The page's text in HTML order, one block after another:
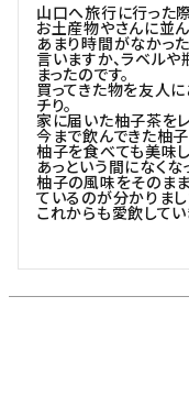
山口へ旅行に行った
お土産物やさんに並
あまり時間がなかっ
言いますか、ラベル
まったのです。
買ってきた物を友人
チり。
家に届いた柚子茶を
今まで飲んできた柚
柚子を食べても美味
あっという間になくな
柚子の風味をそのま
ているのが分かりまし
これからも愛飲してい